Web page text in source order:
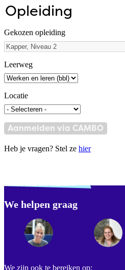
Opleiding
Gekozen opleiding
Leerweg
Locatie
Aanmelden via CAMBO
Heb je vragen? Stel ze hier
We helpen graag
We zijn ook te bereiken op:
Footer